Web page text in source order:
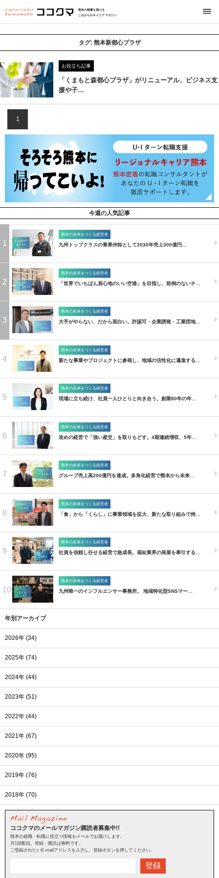
熊本の熱量を届ける
これからのキャリアマガジン
タグ: 熊本新都心プラザ
お役立ち記事
「くまもと森都心プラザ」がリニューアル、ビジネス支
援や子…
1
今週の人気記事
1
熊本の未来をつくる経営者
九州トップクラスの青果仲卸として2030年売上300億円…
2
熊本の未来をつくる経営者
「世界でいちばん居心地のいい空港」を目指し、前例のないチ…
3
熊本の未来をつくる経営者
大手がやらない、だから面白い。許認可・企業誘致・工業団地…
4
熊本の未来をつくる経営者
新たな事業やプロジェクトに参画し、地域の活性化に邁進する…
5
熊本の未来をつくる経営者
現場に立ち続け、社員一人ひとりと向き合う。創業80年の年…
6
熊本の未来をつくる経営者
攻めの経営で「強い産交」を取りもどす。4期連続増収、5年…
7
熊本の未来をつくる経営者
グループ売上高200億円を達成。多角化経営で熊本から未来…
8
熊本の未来をつくる経営者
「食」から「くらし」に事業領域を拡大、新たな取り組みで持…
9
熊本の未来をつくる経営者
社員を信頼し任せる経営で急成長。福祉業界の発展を牽引する…
10
熊本の未来をつくる経営者
九州唯一のインフルエンサー事務所。 地域特化型SNSマー…
年別アーカイブ
2026年 (34)
2025年 (74)
2024年 (44)
2023年 (51)
2022年 (44)
2021年 (67)
2020年 (95)
2019年 (76)
2018年 (70)
ココクマのメールマガジン購読者募集中!!
熊本の就職・転職に役立つ情報をメールでお届けします。
月1回配信。登録・購読は無料です。
ご登録されたいE-mailアドレスを入力し、登録ボタンを押してください。
登録